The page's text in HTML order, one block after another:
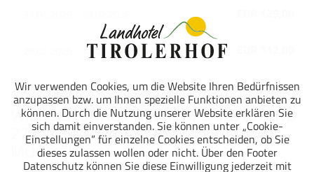
28.02.2026 - 12.04.2026
SOMMER 2026 INKLUSIVE
WILDSCHÖNAU PREMIUM CARD (STAND
27.03.25 | PREISANPASSUNGEN
MÖGLICH)
Wir verwenden Cookies, um die Website Ihren Bedürfnissen
anzupassen bzw. um Ihnen spezielle Funktionen anbieten zu
können. Durch die Nutzung unserer Website erklären Sie
sich damit einverstanden. Sie können unter „Cookie-
Einstellungen“ für einzelne Cookies entscheiden, ob Sie
dieses zulassen wollen oder nicht. Über den Footer
Datenschutz können Sie diese Einwilligung jederzeit mit